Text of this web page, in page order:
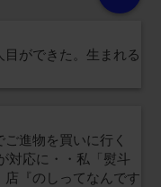
ができた。生まれる
進物を買いに行く
対応に・・私「熨斗
『のしってなんです